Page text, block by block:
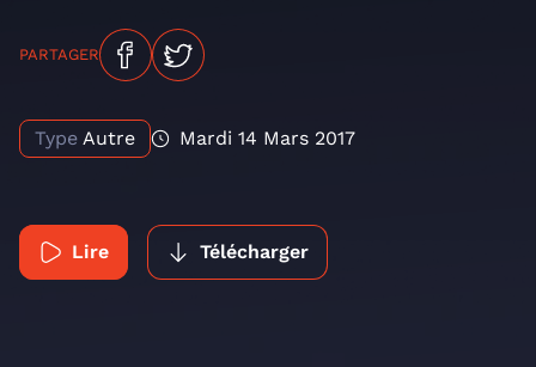
PARTAGER
Type Autre Mardi 14 Mars 2017
Lire Télécharger